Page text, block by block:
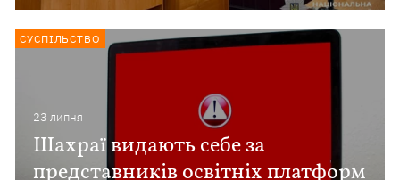
23 липня
Шахраї видають себе за
представників освітніх платформ
СУСПІЛЬСТВО